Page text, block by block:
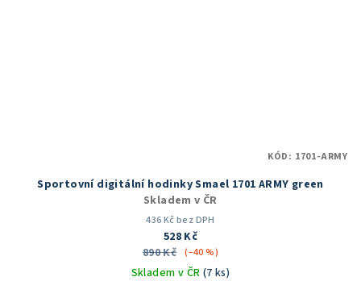
Sportovní digitální hodinky Smael 1701 ARMY green
Skladem v ČR
436 Kč bez DPH
528 Kč
890 Kč (–40 %)
Skladem v ČR (7 ks)
KÓD: 1701-ARMY